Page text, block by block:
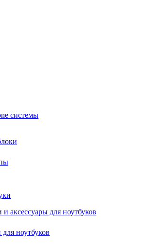
системы
аксессуары для ноутбуков
ноутбуков